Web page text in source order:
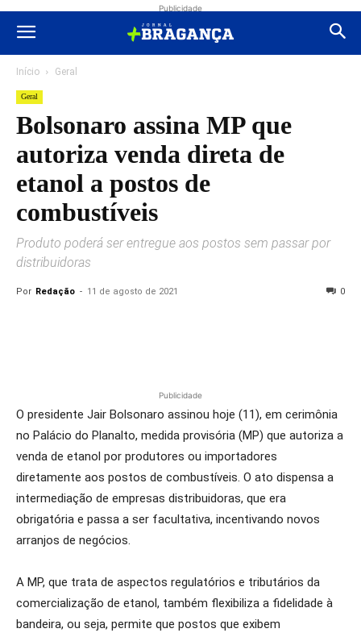
Publicidade
Início Geral
Geral
Bolsonaro assina MP que
autoriza venda direta de
etanol a postos de
combustíveis
Produto poderá ser entregue aos postos sem passar por
distribuidoras
Por Redação - 11 de agosto de 2021 0
Publicidade
O presidente Jair Bolsonaro assinou hoje (11), em cerimônia
no Palácio do Planalto, medida provisória (MP) que autoriza a
venda de etanol por produtores ou importadores
diretamente aos postos de combustíveis. O ato dispensa a
intermediação de empresas distribuidoras, que era
obrigatória e passa a ser facultativa, incentivando novos
arranjos de negócios.
A MP, que trata de aspectos regulatórios e tributários da
comercialização de etanol, também flexibiliza a fidelidade à
bandeira, ou seja, permite que postos que exibem